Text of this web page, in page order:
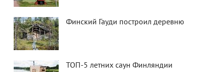
Финский Гауди построил деревню
ТОП-5 летних саун Финляндии